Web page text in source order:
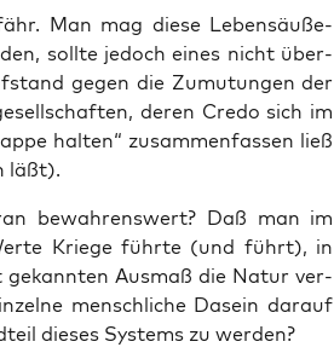
Man mag die­se Lebens­äu­ße­
soll­te jedoch eines nicht über­
gegen die Zumu­tun­gen der
deren Cre­do sich im
hal­ten“ zusam­men­fas­sen ließ
läßt).
bewah­rens­wert? Daß man im
Krie­ge führ­te (und führt), in
gekann­ten Aus­maß die Natur ver­
mensch­li­che Dasein dar­auf
die­ses Sys­tems zu werden?